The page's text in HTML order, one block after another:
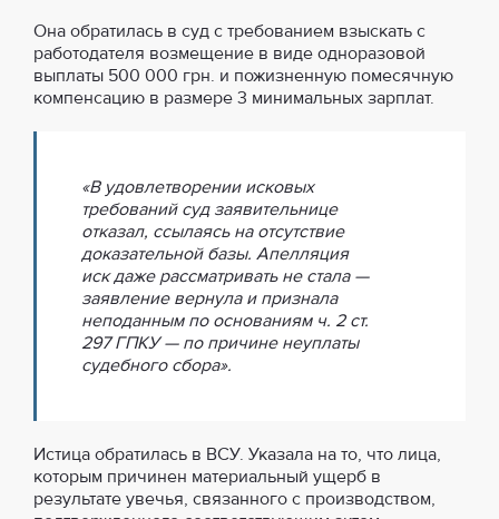
Она обратилась в суд с требованием взыскать с
работодателя возмещение в виде одноразовой
выплаты 500 000 грн. и пожизненную помесячную
компенсацию в размере 3 минимальных зарплат.
«В удовлетворении исковых
требований суд заявительнице
отказал, ссылаясь на отсутствие
доказательной базы. Апелляция
иск даже рассматривать не стала —
заявление вернула и признала
неподанным по основаниям ч. 2 ст.
297 ГПКУ — по причине неуплаты
судебного сбора».
Истица обратилась в ВСУ. Указала на то, что лица,
которым причинен материальный ущерб в
результате увечья, связанного с производством,